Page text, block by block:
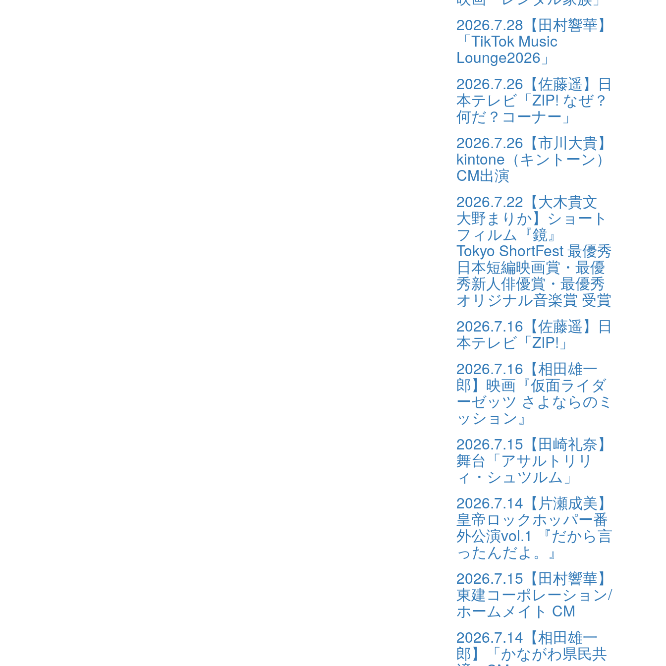
2026.7.28 【田村響華】
「TikTok Music
Lounge2026」
2026.7.26 【佐藤遥】日
本テレビ「ZIP! なぜ？
何だ？コーナー」
2026.7.26 【市川大貴】
kintone（キントーン）
CM出演
2026.7.22 【大木貴文
大野まりか】ショート
フィルム『鏡』
Tokyo ShortFest 最優秀
日本短編映画賞・最優
秀新人俳優賞・最優秀
オリジナル音楽賞 受賞
2026.7.16 【佐藤遥】日
本テレビ「ZIP!」
2026.7.16 【相田雄一
郎】映画『仮面ライダ
ーゼッツ さよならのミ
ッション』
2026.7.15 【田崎礼奈】
舞台「アサルトリリ
ィ・シュツルム」
2026.7.14 【片瀬成美】
皇帝ロックホッパー番
外公演vol.1 『だから言
ったんだよ。』
2026.7.15 【田村響華】
東建コーポレーション/
ホームメイト CM
2026.7.14 【相田雄一
郎】「かながわ県民共